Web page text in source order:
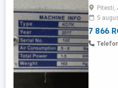
producție
Penmak)
mm, la un
Pitesti,
5
7 866